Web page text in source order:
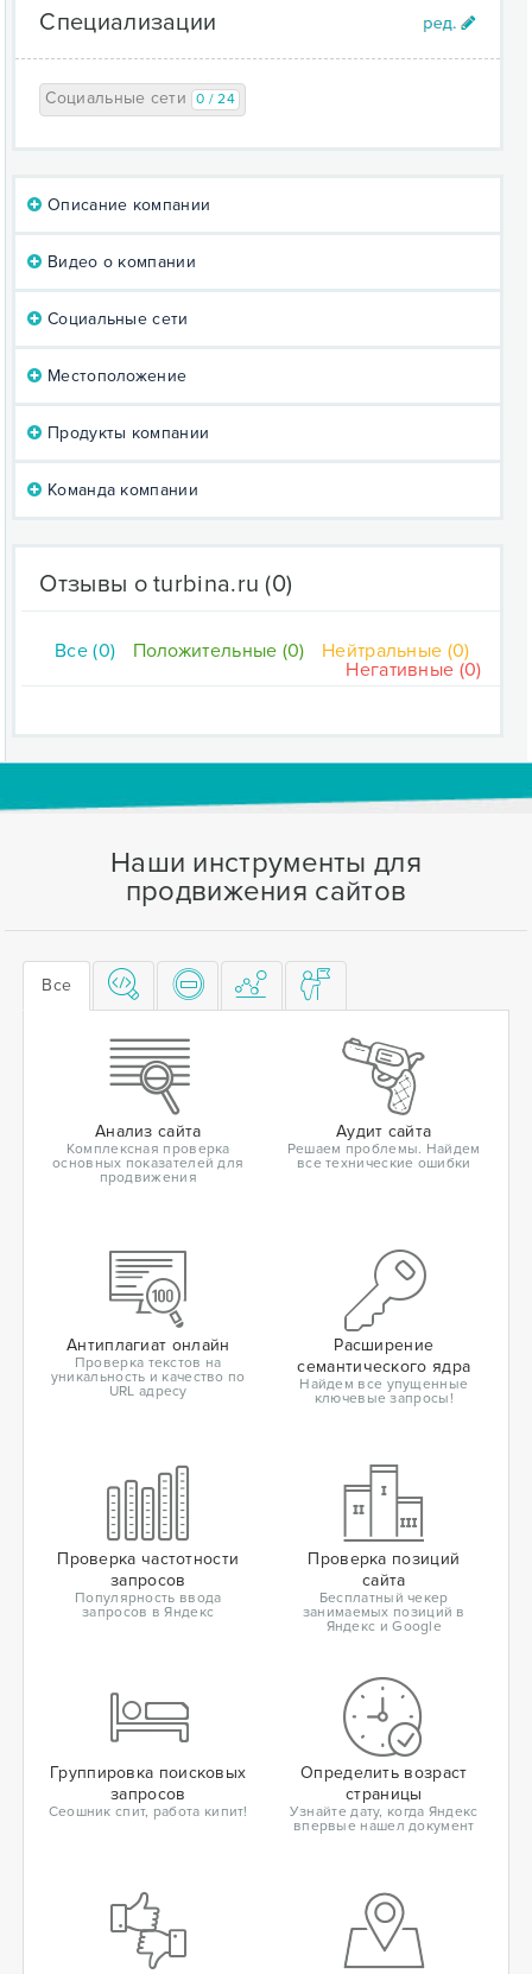
Специализации
Социальные сети 0 / 24
Описание компании
Видео о компании
Социальные сети
Местоположение
Продукты компании
Команда компании
Отзывы о turbina.ru (0)
Все (0) Положительные (0)
Нейтральные (0)
Негативные (0)
Наши инструменты для
продвижения сайтов
Все
Анализ сайта
Комплексная проверка
основных показателей для
продвижения
Аудит сайта
Решаем проблемы. Найдем
все технические ошибки
Антиплагиат онлайн
Проверка текстов на
уникальность и качество по
URL адресу
Расширение
семантического ядра
Найдем все упущенные
ключевые запросы!
Проверка частотности
запросов
Популярность ввода
запросов в Яндекс
Проверка позиций
сайта
Бесплатный чекер
занимаемых позиций в
Яндекс и Google
Группировка поисковых
запросов
Сеошник спит, работа кипит!
Определить возраст
страницы
Узнайте дату, когда Яндекс
впервые нашел документ